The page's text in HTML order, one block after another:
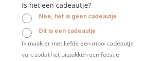
Is het een cadeautje?
Nee, het is geen cadeautje
Dit is een cadeautje
Ik maak er met liefde een mooi cadeautje
van, zodat het uitpakken een feestje